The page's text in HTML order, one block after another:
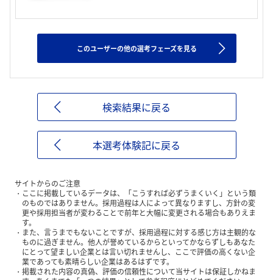
このユーザーの他の選考フェーズを見る
検索結果に戻る
本選考体験記に戻る
サイトからのご注意
ここに掲載しているデータは、「こうすれば必ずうまくいく」という類
のものではありません。採用過程は人によって異なりますし、方針の変
更や採用担当者が変わることで前年と大幅に変更される場合もありえま
す。
また、言うまでもないことですが、採用過程に対する感じ方は主観的な
ものに過ぎません。他人が誉めているからといってかならずしもあなた
にとって望ましい企業とは言い切れませんし、ここで評価の高くない企
業であっても素晴らしい企業はあるはずです。
掲載された内容の真偽、評価の信頼性について当サイトは保証しかねま